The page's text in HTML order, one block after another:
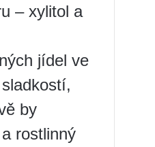
– xylitol a
jídel ve
by
rostlinný